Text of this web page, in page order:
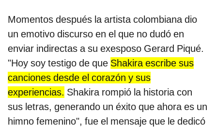
Momentos después la artista colombiana dio
un emotivo discurso en el que no dudó en
enviar indirectas a su exesposo Gerard Piqué.
"Hoy soy testigo de que Shakira escribe sus
canciones desde el corazón y sus
experiencias. Shakira rompió la historia con
sus letras, generando un éxito que ahora es un
himno femenino", fue el mensaje que le dedicó